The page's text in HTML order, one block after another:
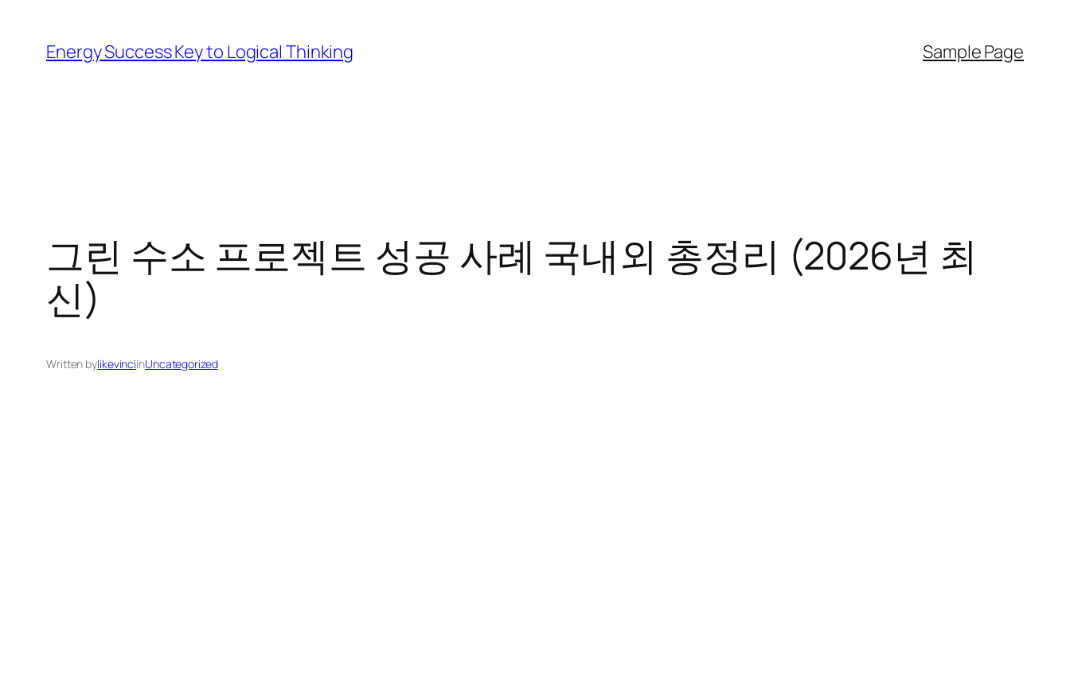
content
Energy Success Key to Logical Thinking Sample Page
그린 수소 프로젝트 성공 사례 국내외 총정리 (2026년 최
신)
Written bylikevinciinUncategorized